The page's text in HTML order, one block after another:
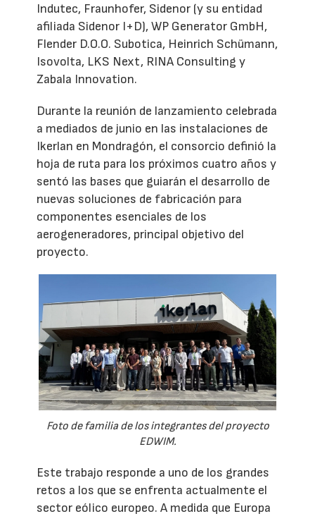
Indutec, Fraunhofer, Sidenor (y su entidad
afiliada Sidenor I+D), WP Generator GmbH,
Flender D.O.O. Subotica, Heinrich Schümann,
Isovolta, LKS Next, RINA Consulting y
Zabala Innovation.
Durante la reunión de lanzamiento celebrada
a mediados de junio en las instalaciones de
Ikerlan en Mondragón, el consorcio definió la
hoja de ruta para los próximos cuatro años y
sentó las bases que guiarán el desarrollo de
nuevas soluciones de fabricación para
componentes esenciales de los
aerogeneradores, principal objetivo del
proyecto.
Foto de familia de los integrantes del proyecto
EDWIM.
Este trabajo responde a uno de los grandes
retos a los que se enfrenta actualmente el
sector eólico europeo. A medida que Europa